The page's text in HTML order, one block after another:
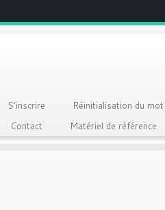
S’inscrire Réinitialisation du
Contact Matériel de référence